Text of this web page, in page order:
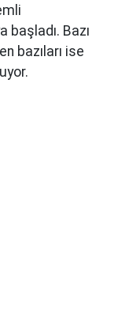
Bazı
bazıları ise